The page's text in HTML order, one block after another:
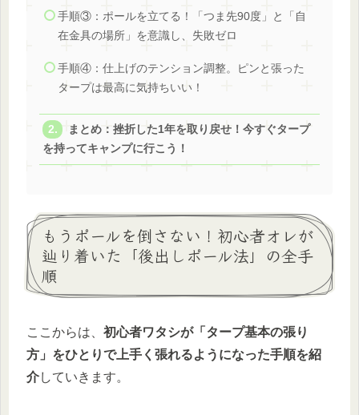
手順③：ポールを立てる！「つま先90度」と「自
在金具の場所」を意識し、失敗ゼロ
手順④：仕上げのテンション調整。ピンと張った
タープは最高に気持ちいい！
まとめ：挫折した1年を取り戻せ！今すぐタープ
を持ってキャンプに行こう！
もうポールを倒さない！初心者オレが
辿り着いた「後出しポール法」の全手
順
ここからは、 初心者ワタシが「タープ基本の張り
方」をひとりで上手く張れるようになった手順を紹
介していきます。